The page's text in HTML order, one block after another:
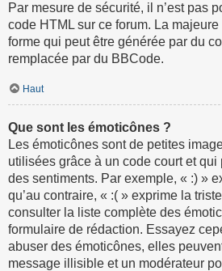
Par mesure de sécurité, il n’est pas
code HTML sur ce forum. La
forme qui peut être générée par du
remplacée par du BBCode.
Haut
Que sont les émoticônes ?
Les émoticônes sont de petites
utilisées grâce à un code court et qui
des sentiments. Par exemple, « :) »
qu’au contraire, « :( » exprime la
consulter la liste complète des
formulaire de rédaction. Essayez
abuser des émoticônes, elles
message illisible et un modérateur